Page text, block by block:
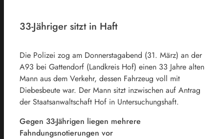
33-Jähriger sitzt in Haft
Die Polizei zog am Donnerstagabend (31. März) an der
A93 bei Gattendorf (Landkreis Hof) einen 33 Jahre alten
Mann aus dem Verkehr, dessen Fahrzeug voll mit
Diebesbeute war. Der Mann sitzt inzwischen auf Antrag
der Staatsanwaltschaft Hof in Untersuchungshaft.
Gegen 33-Jährigen liegen mehrere
Fahndungsnotierungen vor